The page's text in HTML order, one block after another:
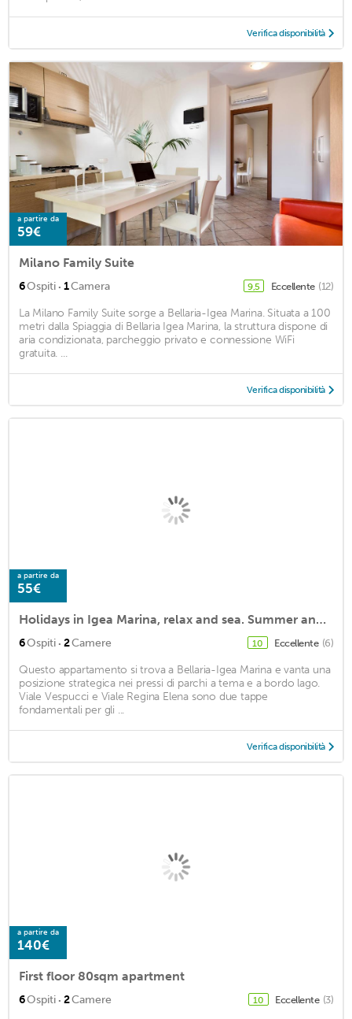
Verifica disponibilità
a partire da
59€
Milano Family Suite
6Ospiti · 1Camera 9,5 Eccellente (12)
La Milano Family Suite sorge a Bellaria-Igea Marina. Situata a 100
metri dalla Spiaggia di Bellaria Igea Marina, la struttura dispone di
aria condizionata, parcheggio privato e connessione WiFi
gratuita. ...
Verifica disponibilità
a partire da
55€
Holidays in Igea Marina, relax and sea. Summer and winter rental
6Ospiti · 2Camere 10 Eccellente (6)
Questo appartamento si trova a Bellaria-Igea Marina e vanta una
posizione strategica nei pressi di parchi a tema e a bordo lago.
Viale Vespucci e Viale Regina Elena sono due tappe
fondamentali per gli ...
Verifica disponibilità
a partire da
140€
First floor 80sqm apartment
6Ospiti · 2Camere 10 Eccellente (3)